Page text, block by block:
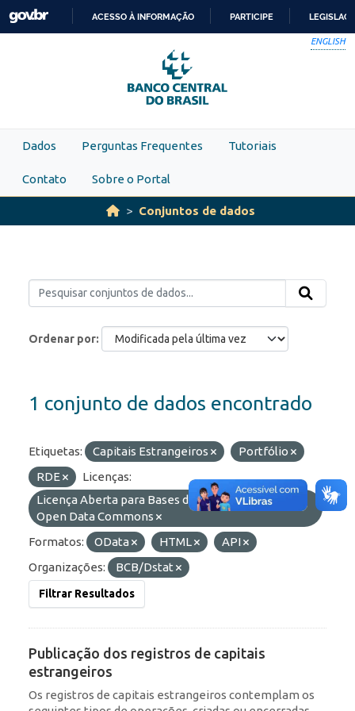
Skip to main content
PARA
O
CONTEÚDO
ACESSO À INFORMAÇÃO PARTICIPE
ENGLISH
Dados Perguntas Frequentes Tutoriais
Contato Sobre o Portal
Conjuntos de dados
Ordenar por
1 conjunto de dados encontrado
Etiquetas: Capitais Estrangeiros
Portfólio
RDE
Licenças:
Licença Aberta para Bases de Dados (ODbL) do
Open Data Commons
Formatos:
OData HTML
API
Organizações:
BCB/Dstat
Filtrar Resultados
Publicação dos registros de capitais
estrangeiros
Os registros de capitais estrangeiros contemplam os